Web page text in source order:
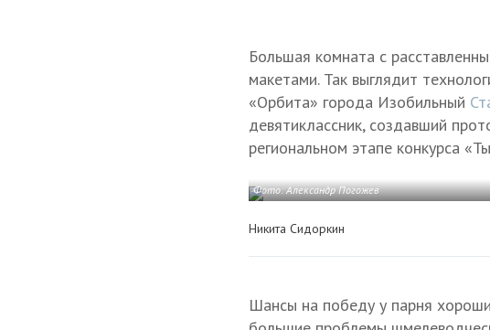
Большая комната с
макетами. Так выглядит
«Орбита» города Изобильный
девятиклассник, создавший
региональном этапе конкурса
Фото: Александр Погожев
Никита Сидоркин
Шансы на победу у парня